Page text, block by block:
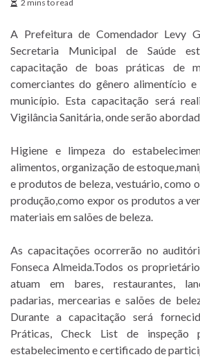
2 mins to read
A Prefeitura de Comendador Levy
Secretaria Municipal de Saúde
capacitação de boas práticas de
comerciantes do gênero alimentício
município. Esta capacitação será
Vigilância Sanitária, onde serão
Higiene e limpeza do
alimentos, organização de
e produtos de beleza, vestuário, como
produção,como expor os produtos a
materiais em salões de beleza.
As capacitações ocorrerão no
Fonseca Almeida.Todos os
atuam em bares, restaurantes,
padarias, mercearias e salões de
Durante a capacitação será
Práticas, Check List de
estabelecimento e certificado de